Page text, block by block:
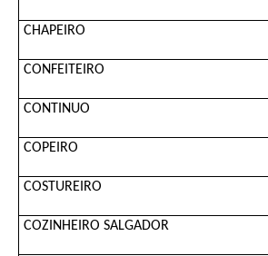
CHAPEIRO
CONFEITEIRO
CONTINUO
COPEIRO
COSTUREIRO
COZINHEIRO SALGADOR